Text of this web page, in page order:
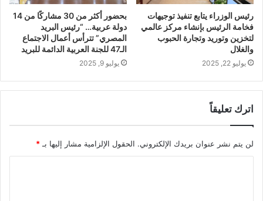
رئيس الوزراء يتابع تنفيذ توجيهات
فخامة الرئيس بإنشاء مركز عالمي
لتخزين وتوريد وتجارة الحبوب
والغلال
يوليو 22, 2025
بحضور أكثر من 30 مشاركًا من 14
دولة عربية… “رئيس البريد
المصري” تترأس أعمال الاجتماع
الـ47 للجنة العربية الدائمة للبريد
يوليو 9, 2025
اترك تعليقاً
لن يتم نشر عنوان بريدك الإلكتروني. الحقول الإلزامية مشار إليها بـ *